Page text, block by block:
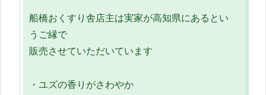
船橋おくすり舎店主は実家が高知県にあるとい
うご縁で
販売させていただいています
・ユズの香りがさわやか